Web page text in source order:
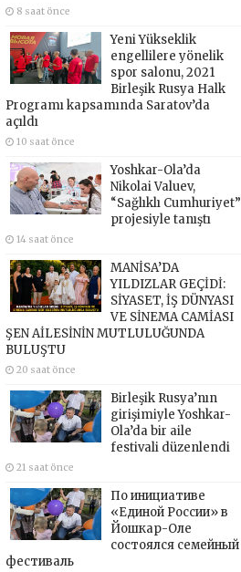
8 saat önce
Yeni Yükseklik
engellilere yönelik
spor salonu, 2021
Birleşik Rusya Halk
Programı kapsamında Saratov’da
açıldı
10 saat önce
Yoshkar-Ola’da
Nikolai Valuev,
“Sağlıklı Cumhuriyet”
projesiyle tanıştı
14 saat önce
MANİSA’DA
YILDIZLAR GEÇİDİ:
SİYASET, İŞ DÜNYASI
VE SİNEMA CAMİASI
ŞEN AİLESİNİN MUTLULUĞUNDA
BULUŞTU
20 saat önce
Birleşik Rusya’nın
girişimiyle Yoshkar-
Ola’da bir aile
festivali düzenlendi
21 saat önce
По инициативе
«Единой России» в
Йошкар-Оле
состоялся семейный
фестиваль